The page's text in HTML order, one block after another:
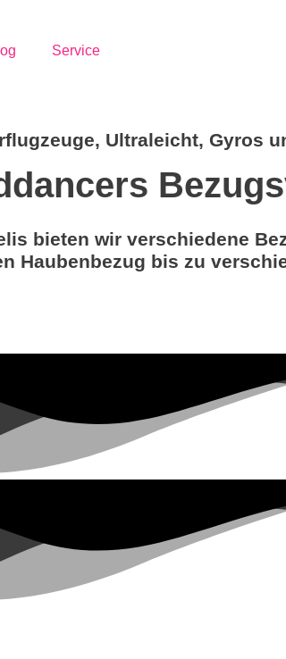
Service
Ultraleicht, Gyros
bieten wir verschiedene
Haubenbezug bis zu